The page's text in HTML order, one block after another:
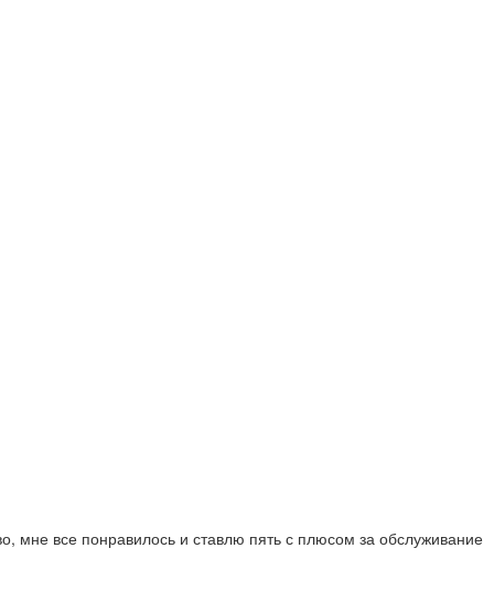
мне все понравилось и ставлю пять с плюсом за обслуживание